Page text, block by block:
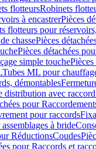
flotteursRobinets
à encastrerPièces
flotteurs pour
chassePièces
Pièces détachées
simple touche
Tubes ML pour
démontables
distribution avec
pour
pour raccords
à bride
RéductionsCoudes
pour Raccords et